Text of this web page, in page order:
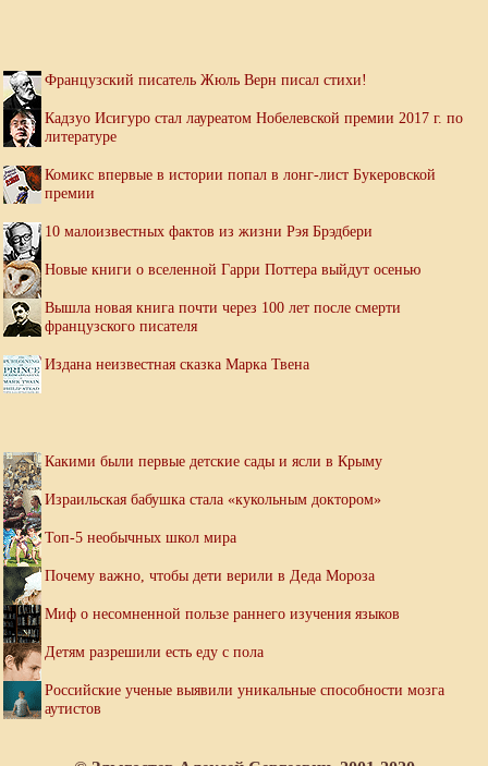
Французский писатель Жюль Верн писал стихи!
Кадзуо Исигуро стал лауреатом Нобелевской премии 2017 г. по
литературе
Комикс впервые в истории попал в лонг-лист Букеровской
премии
10 малоизвестных фактов из жизни Рэя Брэдбери
Новые книги о вселенной Гарри Поттера выйдут осенью
Вышла новая книга почти через 100 лет после смерти
французского писателя
Издана неизвестная сказка Марка Твена
Какими были первые детские сады и ясли в Крыму
Израильская бабушка стала «кукольным доктором»
Топ-5 необычных школ мира
Почему важно, чтобы дети верили в Деда Мороза
Миф о несомненной пользе раннего изучения языков
Детям разрешили есть еду с пола
Российские ученые выявили уникальные способности мозга
аутистов